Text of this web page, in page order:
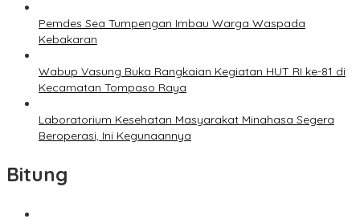
Pemdes Sea Tumpengan Imbau Warga Waspada
Kebakaran
Wabup Vasung Buka Rangkaian Kegiatan HUT RI ke-81 di
Kecamatan Tompaso Raya
Laboratorium Kesehatan Masyarakat Minahasa Segera
Beroperasi, Ini Kegunaannya
Bitung